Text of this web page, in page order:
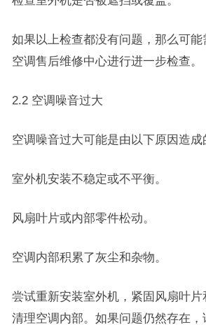
如果以上检查都没有问题，那么可能
空调售后维修中心进行进一步检查。
2.2 空调噪音过大
空调噪音过大可能是由以下原因造成
室外机安装不稳定或不平衡。
风扇叶片或内部零件松动。
空调内部积累了灰尘和杂物。
尝试重新安装室外机，紧固风扇叶片
清理空调内部。如果问题仍然存在，